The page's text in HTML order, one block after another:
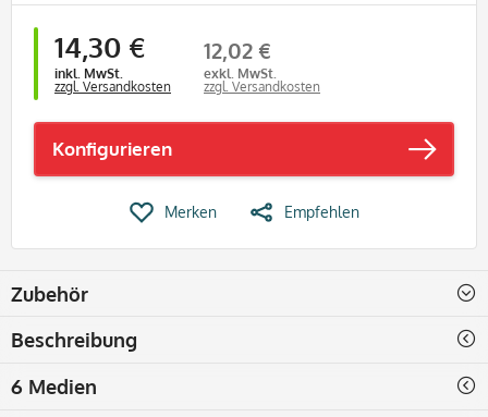
14,30 €
inkl. MwSt.
zzgl. Versandkosten
12,02 €
exkl. MwSt.
zzgl. Versandkosten
Konfigurieren
Merken Empfehlen
Zubehör
Beschreibung
6 Medien